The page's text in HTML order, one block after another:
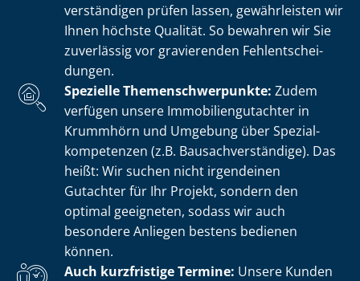
ver­stän­di­gen prüfen lassen, gewährleisten wir
Ihnen höchste Qualität. So bewahren wir Sie
zuverlässig vor gravierenden Fehl­ent­schei­
dun­gen.
Spezielle The­men­schwer­punk­te: Zudem
verfügen unsere Im­mo­bi­li­en­gut­ach­ter in
Krummhörn und Umgebung über Spe­zi­al­
kom­pe­ten­zen (z.B. Bau­sach­ver­stän­di­ge). Das
heißt: Wir suchen nicht irgendeinen
Gutachter für Ihr Projekt, sondern den
optimal geeigneten, sodass wir auch
besondere Anliegen bestens bedienen
können.
Auch kurzfristige Termine: Unsere Kunden